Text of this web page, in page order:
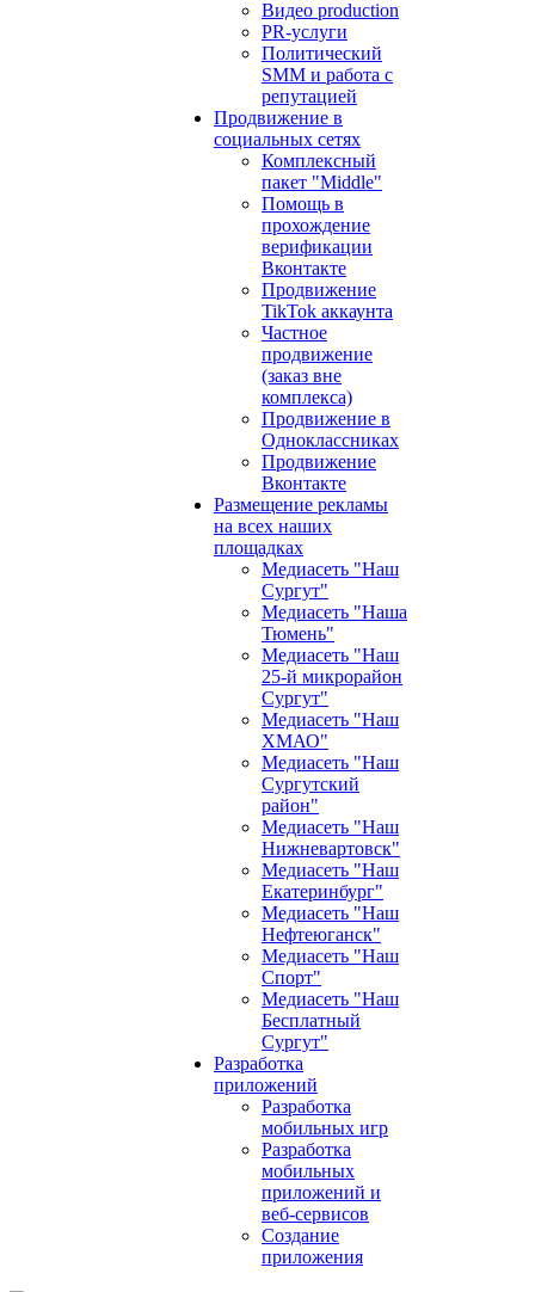
Видео production
PR-услуги
Политический
SMM и работа с
репутацией
Продвижение в
социальных сетях
Комплексный
пакет "Middle"
Помощь в
прохождение
верификации
Вконтакте
Продвижение
TikTok аккаунта
Частное
продвижение
(заказ вне
комплекса)
Продвижение в
Одноклассниках
Продвижение
Вконтакте
Размещение рекламы
на всех наших
площадках
Медиасеть "Наш
Сургут"
Медиасеть "Наша
Тюмень"
Медиасеть "Наш
25-й микрорайон
Сургут"
Медиасеть "Наш
ХМАО"
Медиасеть "Наш
Сургутский
район"
Медиасеть "Наш
Нижневартовск"
Медиасеть "Наш
Екатеринбург"
Медиасеть "Наш
Нефтеюганск"
Медиасеть "Наш
Спорт"
Медиасеть "Наш
Бесплатный
Сургут"
Разработка
приложений
Разработка
мобильных игр
Разработка
мобильных
приложений и
веб-сервисов
Создание
приложения